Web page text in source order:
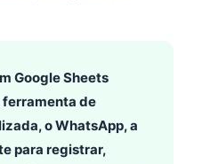
Google Sheets
de
o WhatsApp, a
para registrar,